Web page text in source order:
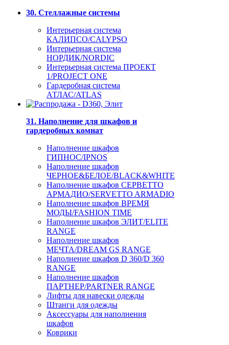
30. Стеллажные системы
Интерьерная система
КАЛИПСО/CALYPSO
Интерьерная система
НОРДИК/NORDIC
Интерьерная система ПРОЕКТ
1/PROJECT ONE
Гардеробная система
АТЛАС/ATLAS
31. Наполнение для шкафов и
гардеробных комнат
Наполнение шкафов
ГИПНОС/IPNOS
Наполнение шкафов
ЧЕРНОЕ&БЕЛОЕ/BLACK&WHITE
Наполнение шкафов СЕРВЕТТО
АРМАДИО/SERVETTO ARMADIO
Наполнение шкафов ВРЕМЯ
МОДЫ/FASHION TIME
Наполнение шкафов ЭЛИТ/ELITE
RANGE
Наполнение шкафов
МЕЧТА/DREAM GS RANGE
Наполнение шкафов D 360/D 360
RANGE
Наполнение шкафов
ПАРТНЕР/PARTNER RANGE
Лифты для навески одежды
Штанги для одежды
Аксессуары для наполнения
шкафов
Коврики